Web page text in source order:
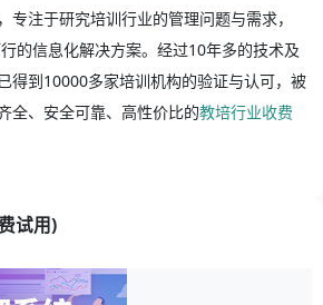
专注于研究培训行业的管理问题与需求，
的信息化解决方案。经过10年多的技术及
得到10000多家培训机构的验证与认可，被
全、安全可靠、高性价比的教培行业收费
试用)